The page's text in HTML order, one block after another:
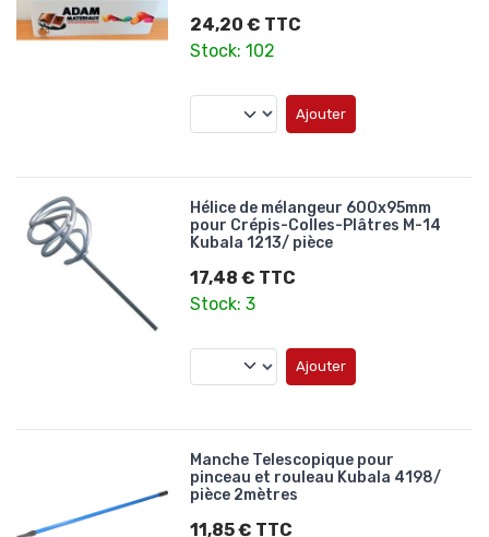
24,20 € TTC
Stock: 102
Ajouter
Hélice de mélangeur 600x95mm
pour Crépis-Colles-Plâtres M-14
Kubala 1213/ pièce
17,48 € TTC
Stock: 3
Ajouter
Manche Telescopique pour
pinceau et rouleau Kubala 4198/
pièce 2mètres
11,85 € TTC